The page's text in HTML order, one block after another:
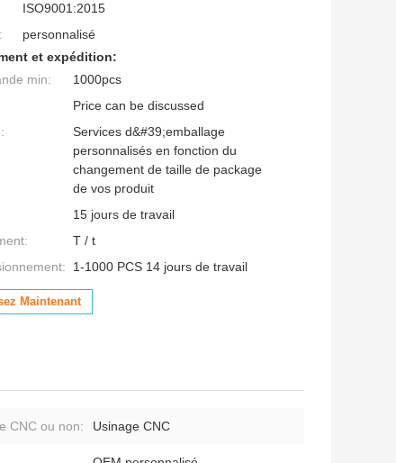
ISO9001:2015
personnalisé
et expédition:
min:
1000pcs
Price can be discussed
Services d&#39;emballage
personnalisés en fonction du
changement de taille de package
de vos produit
15 jours de travail
T / t
1-1000 PCS 14 jours de travail
Maintenant
CNC ou non: Usinage CNC